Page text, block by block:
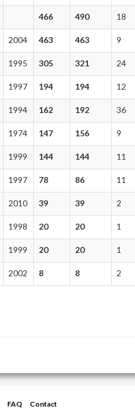
466 490 18
2004 463 463 9
1995 305 321 24
1997 194 194 12
1994 162 192 36
1974 147 156 9
1999 144 144 11
1997 78 86 11
2010 39 39 2
1998 20 20 1
1999 20 20 1
2002 8 8 2
FAQ Contact